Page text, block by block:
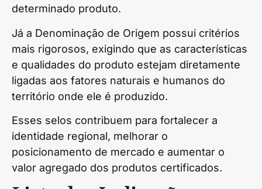
determinado produto.
Já a Denominação de Origem possui critérios
mais rigorosos, exigindo que as características
e qualidades do produto estejam diretamente
ligadas aos fatores naturais e humanos do
território onde ele é produzido.
Esses selos contribuem para fortalecer a
identidade regional, melhorar o
posicionamento de mercado e aumentar o
valor agregado dos produtos certificados.